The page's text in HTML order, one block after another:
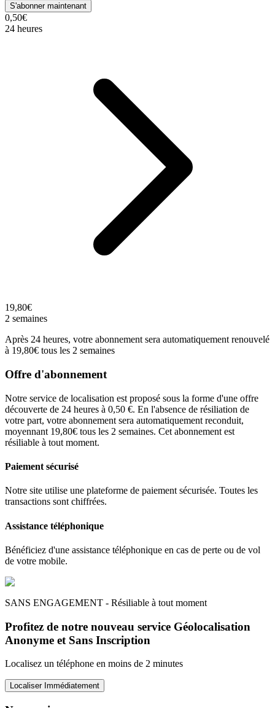
S'abonner maintenant
0,50€
24 heures
19,80€
2 semaines
Après 24 heures, votre abonnement sera automatiquement renouvelé
à 19,80€ tous les 2 semaines
Offre d'abonnement
Notre service de localisation est proposé sous la forme d'une offre
découverte de 24 heures à 0,50 €. En l'absence de résiliation de
votre part, votre abonnement sera automatiquement reconduit,
moyennant 19,80€ tous les 2 semaines. Cet abonnement est
résiliable à tout moment.
Paiement sécurisé
Notre site utilise une plateforme de paiement sécurisée. Toutes les
transactions sont chiffrées.
Assistance téléphonique
Bénéficiez d'une assistance téléphonique en cas de perte ou de vol
de votre mobile.
SANS ENGAGEMENT - Résiliable à tout moment
Profitez de notre nouveau service Géolocalisation
Anonyme et Sans Inscription
Localisez un téléphone en moins de 2 minutes
Localiser Immédiatement